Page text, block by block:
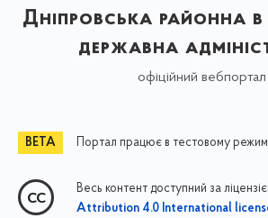
Дніпровська районна в
державна
офіційний вебпортал
Портал працює в тестовому
Весь контент доступний за
Attribution 4.0 International